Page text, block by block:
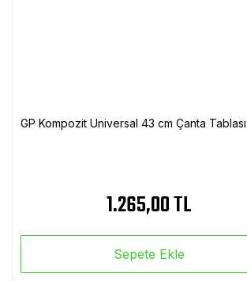
GP Kompozit Universal 43 cm Çanta
1.265,00 TL
Sepete Ekle